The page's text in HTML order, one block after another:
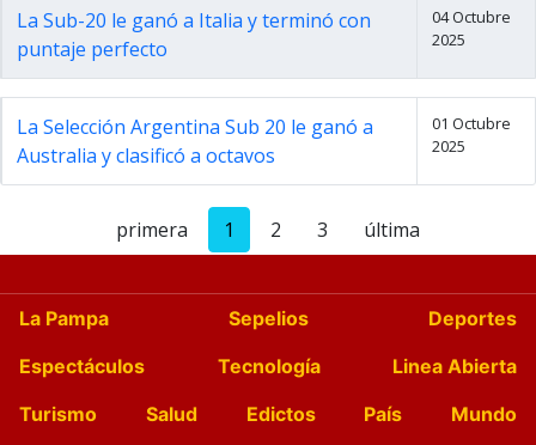
La Sub-20 le ganó a Italia y terminó con
puntaje perfecto
04 Octubre
2025
La Selección Argentina Sub 20 le ganó a
Australia y clasificó a octavos
01 Octubre
2025
primera 1 2 3 última
La Pampa Sepelios
Deportes
Espectáculos
Tecnología
Linea Abierta
Turismo
Salud Edictos País
Mundo